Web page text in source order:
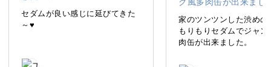
カラフルな多肉で心も晴れやかに
サイズ違いの寄せ植えを使って、まとまりのあるかわいい
セダムが良い感じに延びてきた
～♥️
家のツンツンした渋めの
もりもりセダムでジャン
肉缶が出来ました。